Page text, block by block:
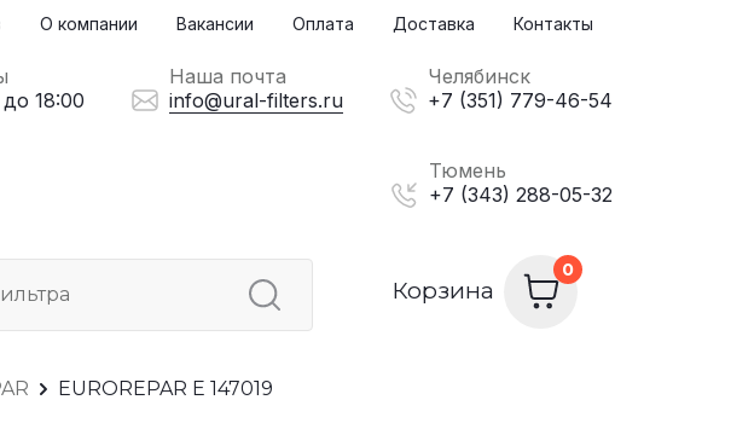
Корзина
О компании Вакансии Оплата Доставка Контакты
18:00
Наша почта
info@ural-filters.ru
Челябинск
+7 (351) 779-46-54
Тюмень
+7 (343) 288-05-32
EUROREPAR E 147019